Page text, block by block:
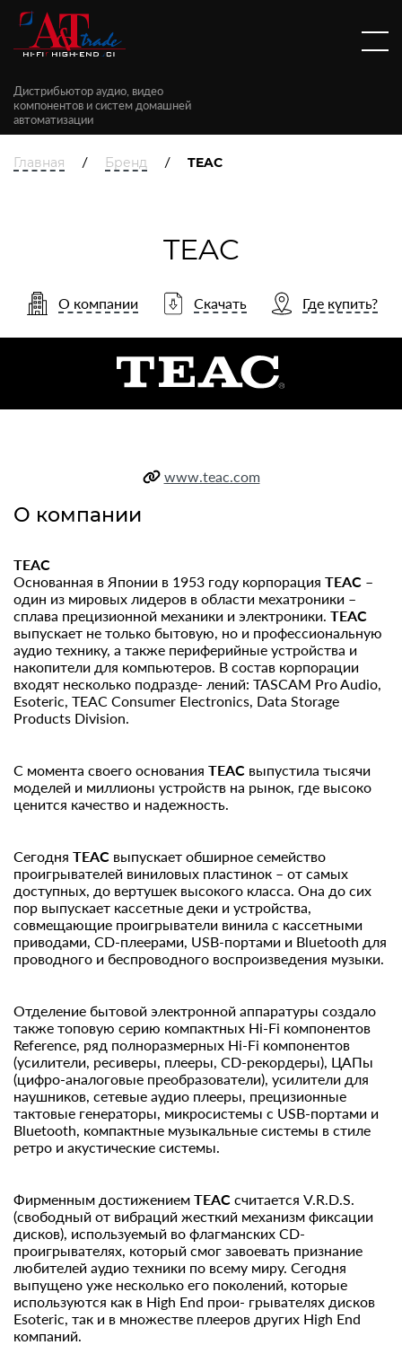
Дистрибьютор аудио, видео
компонентов и систем домашней
автоматизации
Главная / Бренд / TEAC
TEAC
О компании Скачать Где купить?
www.teac.com
О компании
TEAC
Основанная в Японии в 1953 году корпорация TEAC –
один из мировых лидеров в области мехатроники –
сплава прецизионной механики и электроники. TEAC
выпускает не только бытовую, но и профессиональную
аудио технику, а также периферийные устройства и
накопители для компьютеров. В состав корпорации
входят несколько подразде- лений: TASCAM Pro Audio,
Esoteric, TEAC Consumer Electronics, Data Storage
Products Division.
С момента своего основания TEAC выпустила тысячи
моделей и миллионы устройств на рынок, где высоко
ценится качество и надежность.
Сегодня TEAC выпускает обширное семейство
проигрывателей виниловых пластинок – от самых
доступных, до вертушек высокого класса. Она до сих
пор выпускает кассетные деки и устройства,
совмещающие проигрыватели винила с кассетными
приводами, CD-плеерами, USB-портами и Bluetooth для
проводного и беспроводного воспроизведения музыки.
Отделение бытовой электронной аппаратуры создало
также топовую серию компактных Hi-Fi компонентов
Reference, ряд полноразмерных Hi-Fi компонентов
(усилители, ресиверы, плееры, СD-рекордеры), ЦАПы
(цифро-аналоговые преобразователи), усилители для
наушников, сетевые аудио плееры, прецизионные
тактовые генераторы, микросистемы с USB-портами и
Bluetooth, компактные музыкальные системы в стиле
ретро и акустические системы.
Фирменным достижением TEAC считается V.R.D.S.
(свободный от вибраций жесткий механизм фиксации
дисков), используемый во флагманских CD-
проигрывателях, который смог завоевать признание
любителей аудио техники по всему миру. Сегодня
выпущено уже несколько его поколений, которые
используются как в High End прои- грывателях дисков
Esoteric, так и в множестве плееров других High End
компаний.